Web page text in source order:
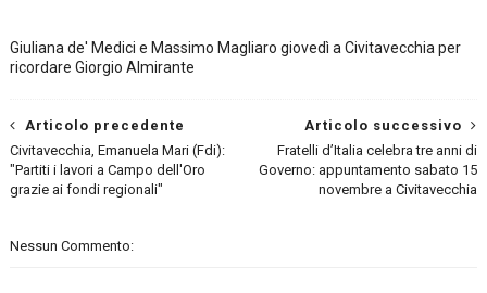
Giuliana de' Medici e Massimo Magliaro giovedì a Civitavecchia per
ricordare Giorgio Almirante
Articolo successivo
Fratelli d’Italia celebra tre anni di
Governo: appuntamento sabato 15
novembre a Civitavecchia
Articolo precedente
Civitavecchia, Emanuela Mari (Fdi):
"Partiti i lavori a Campo dell'Oro
grazie ai fondi regionali"
Nessun Commento: